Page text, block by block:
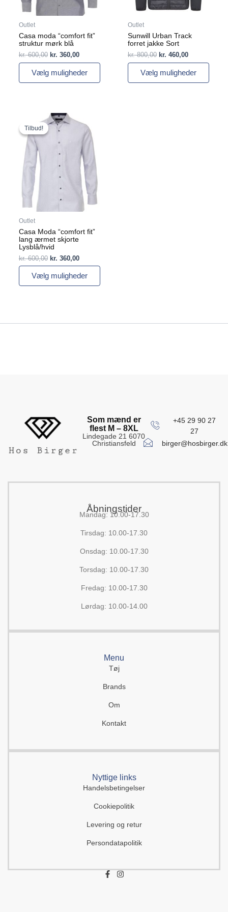
Outlet
Casa moda “comfort fit”
struktur mørk blå
kr.600,00 kr. 360,00
Vælg muligheder
på
varesiden
Outlet
Sunwill Urban Track
forret jakke Sort
kr.800,00 kr. 460,00
Vælg muligheder
Tilbud!
Tilbud!
Outlet
Casa Moda “comfort fit”
lang ærmet skjorte
Lysblå/hvid
kr.600,00
Den
oprindelige
pris
var:
kr. 360,00
aktuelle
pris
er:
kr. 360,00.
Vælg muligheder
vare
har
flere
varianter.
Mulighederne
vælges
varesiden
Som mænd er
flest M – 8XL
Lindegade 21 6070
Christiansfeld
+45 29 90 27
27
birger@hosbirger.dk
Åbningstider
Mandag: 10.00-17.30
Tirsdag: 10.00-17.30
Onsdag: 10.00-17.30
Torsdag: 10.00-17.30
Fredag: 10.00-17.30
Lørdag: 10.00-14.00
Menu
Tøj
Brands
Om
Kontakt
Nyttige links
Handelsbetingelser
Cookiepolitik
Levering og retur
Persondatapolitik
F
I